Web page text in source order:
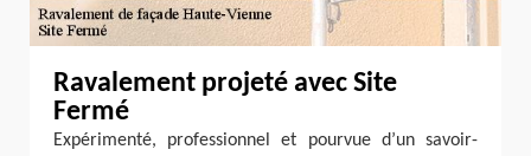
Ravalement projeté avec Site
Fermé
Expérimenté, professionnel et pourvue d’un savoir-